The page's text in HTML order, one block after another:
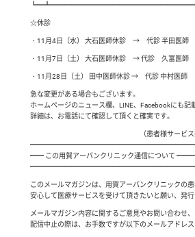
☆休診
・11月4日（水） 大石医師休診 → 代診 半田医師
・11月7日（土） 大石医師休診 → 代診 久富医師
・11月28日（土） 田中医師休診 → 代診 中村医師
急な変更がある場合もございます。
ホームページのニュース欄、LINE、Facebookにも記
詳細は、お電話にて確認して頂くと確実です。
（患者様サービス担当
━━ この用賀アーバンクリニック通信につい
このメールマガジンは、用賀アーバンクリニックの
安心して医療サービスを受けて頂きたいと願い、発行
メールマガジン内容に関するご意見やお問い合わせ、
配信中止の際は、お手数ですが以下のメールアドレス